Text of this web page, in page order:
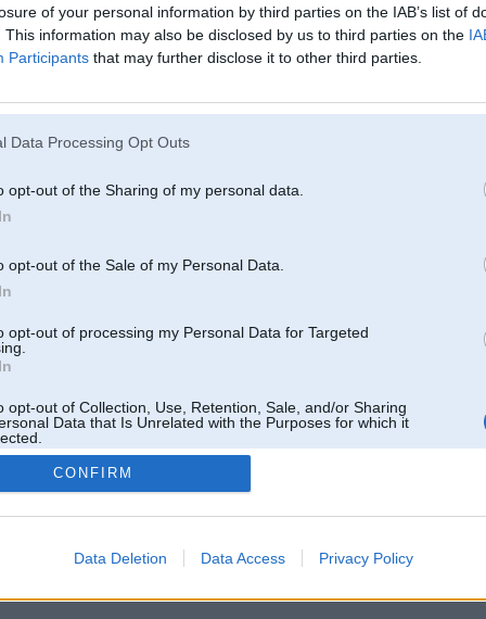
of your personal information by third parties on the IAB’s list of
This information may also be disclosed by us to third parties on the
Participants that may further disclose it to other third parties.
Data Processing Opt Outs
opt-out of the Sharing of my personal data.
opt-out of the Sale of my Personal Data.
opt-out of processing my Personal Data for Targeted
opt-out of Collection, Use, Retention, Sale, and/or Sharing
Data that Is Unrelated with the Purposes for which it
CONFIRM
Data Deletion Data Access Privacy Policy
2026, 20:45
tik ilgi to darīt
nāksies ierīt par dzeltenajiem DRL.
Reģistrēties
un nav saistīts ar